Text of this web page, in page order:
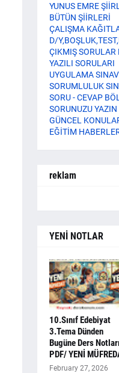
YUNUS EMRE
BÜTÜN ŞİİRLERİ
ÇALIŞMA
D/
ÇIKMIŞ SORULAR
YAZILI SORULARI
UYGULAMA
SORUMLULUK
SORU - CEVAP
SORUNUZU
GÜNCEL
EĞİTİM
reklam
YENİ NOTLAR
10.Sınıf Edebiyat
3.Tema Dünden
Bugüne Ders Notları
PDF/ YENİ
February 27, 2026